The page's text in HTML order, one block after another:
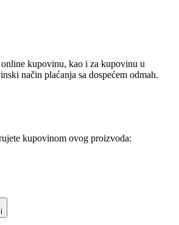
kupovinu, kao i za kupovinu u
način plaćanja sa dospećem odmah.
kupovinom ovog proizvoda: